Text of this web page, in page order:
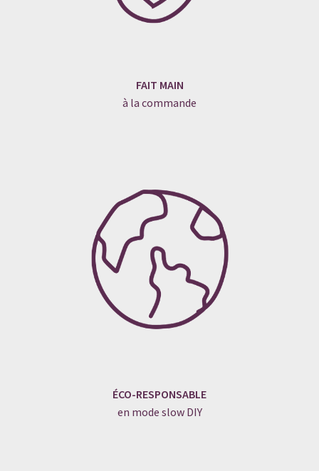
FAIT MAIN
à la commande
ÉCO-RESPONSABLE
en mode slow DIY